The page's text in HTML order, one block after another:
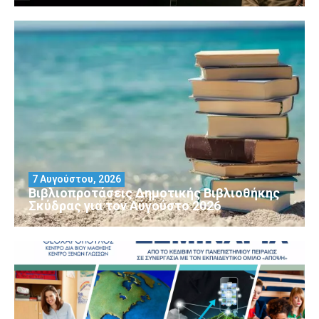
Βιβλιοπροτάσεις Δημοτικής Βιβλιοθήκης
Σκύδρας για τον Αύγούστο 2026
7 Αυγούστου, 2026